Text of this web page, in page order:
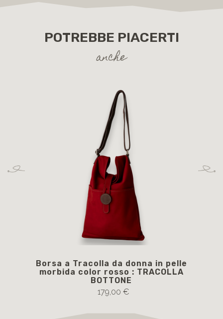
POTREBBE PIACERTI
anche
Borsa a Tracolla da donna in pelle
morbida color rosso : TRACOLLA
BOTTONE
179,00 €